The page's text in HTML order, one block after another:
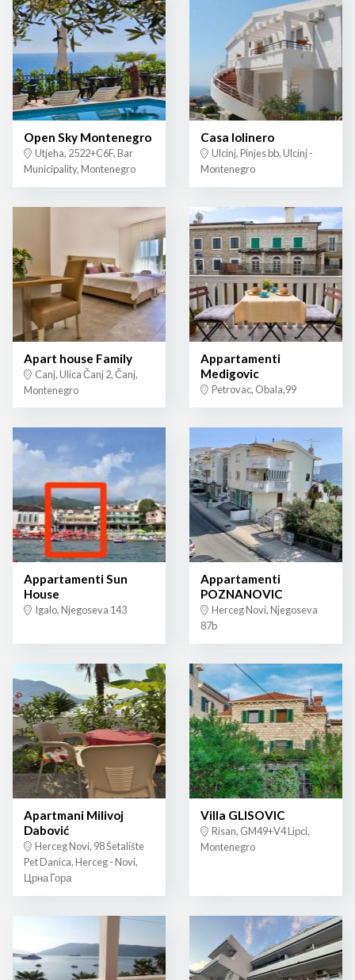
Open Sky Montenegro
Utjeha, 2522+C6F, Bar
Municipality, Montenegro
Casa lolinero
Ulcinj, Pinjes bb, Ulcinj -
Montenegro
Apart house Family
Canj, Ulica Čanj 2, Čanj,
Montenegro
Appartamenti
Medigovic
Petrovac, Obala,99
Appartamenti Sun
House
Igalo, Njegoseva 143
Appartamenti
POZNANOVIC
Herceg Novi, Njegoseva
87b
Apartmani Milivoj
Dabović
Herceg Novi, 98 Šetalište
Pet Danica, Herceg - Novi,
Црна Гора
Villa GLISOVIC
Risan, GM49+V4 Lipci,
Montenegro